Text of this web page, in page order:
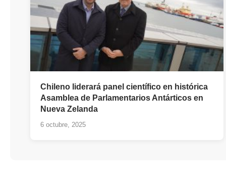
Chileno liderará panel científico en histórica
Asamblea de Parlamentarios Antárticos en
Nueva Zelanda
6 octubre, 2025